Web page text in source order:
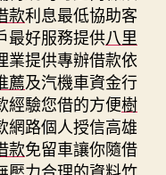
款利息最低協助客
最好服務提供八里
業提供專辦借款依
薦及汽機車資金行
經驗您借的方便樹
網路個人授信高雄
款免留車讓你隨借